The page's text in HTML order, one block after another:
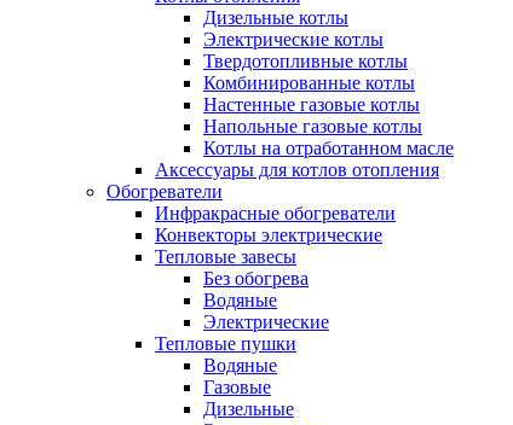
Дизельные котлы
Электрические котлы
Твердотопливные котлы
Комбинированные котлы
Настенные газовые котлы
Напольные газовые котлы
Котлы на отработанном масле
Аксессуары для котлов отопления
Обогреватели
Инфракрасные обогреватели
Конвекторы электрические
Тепловые завесы
Без обогрева
Водяные
Электрические
Тепловые пушки
Водяные
Газовые
Дизельные